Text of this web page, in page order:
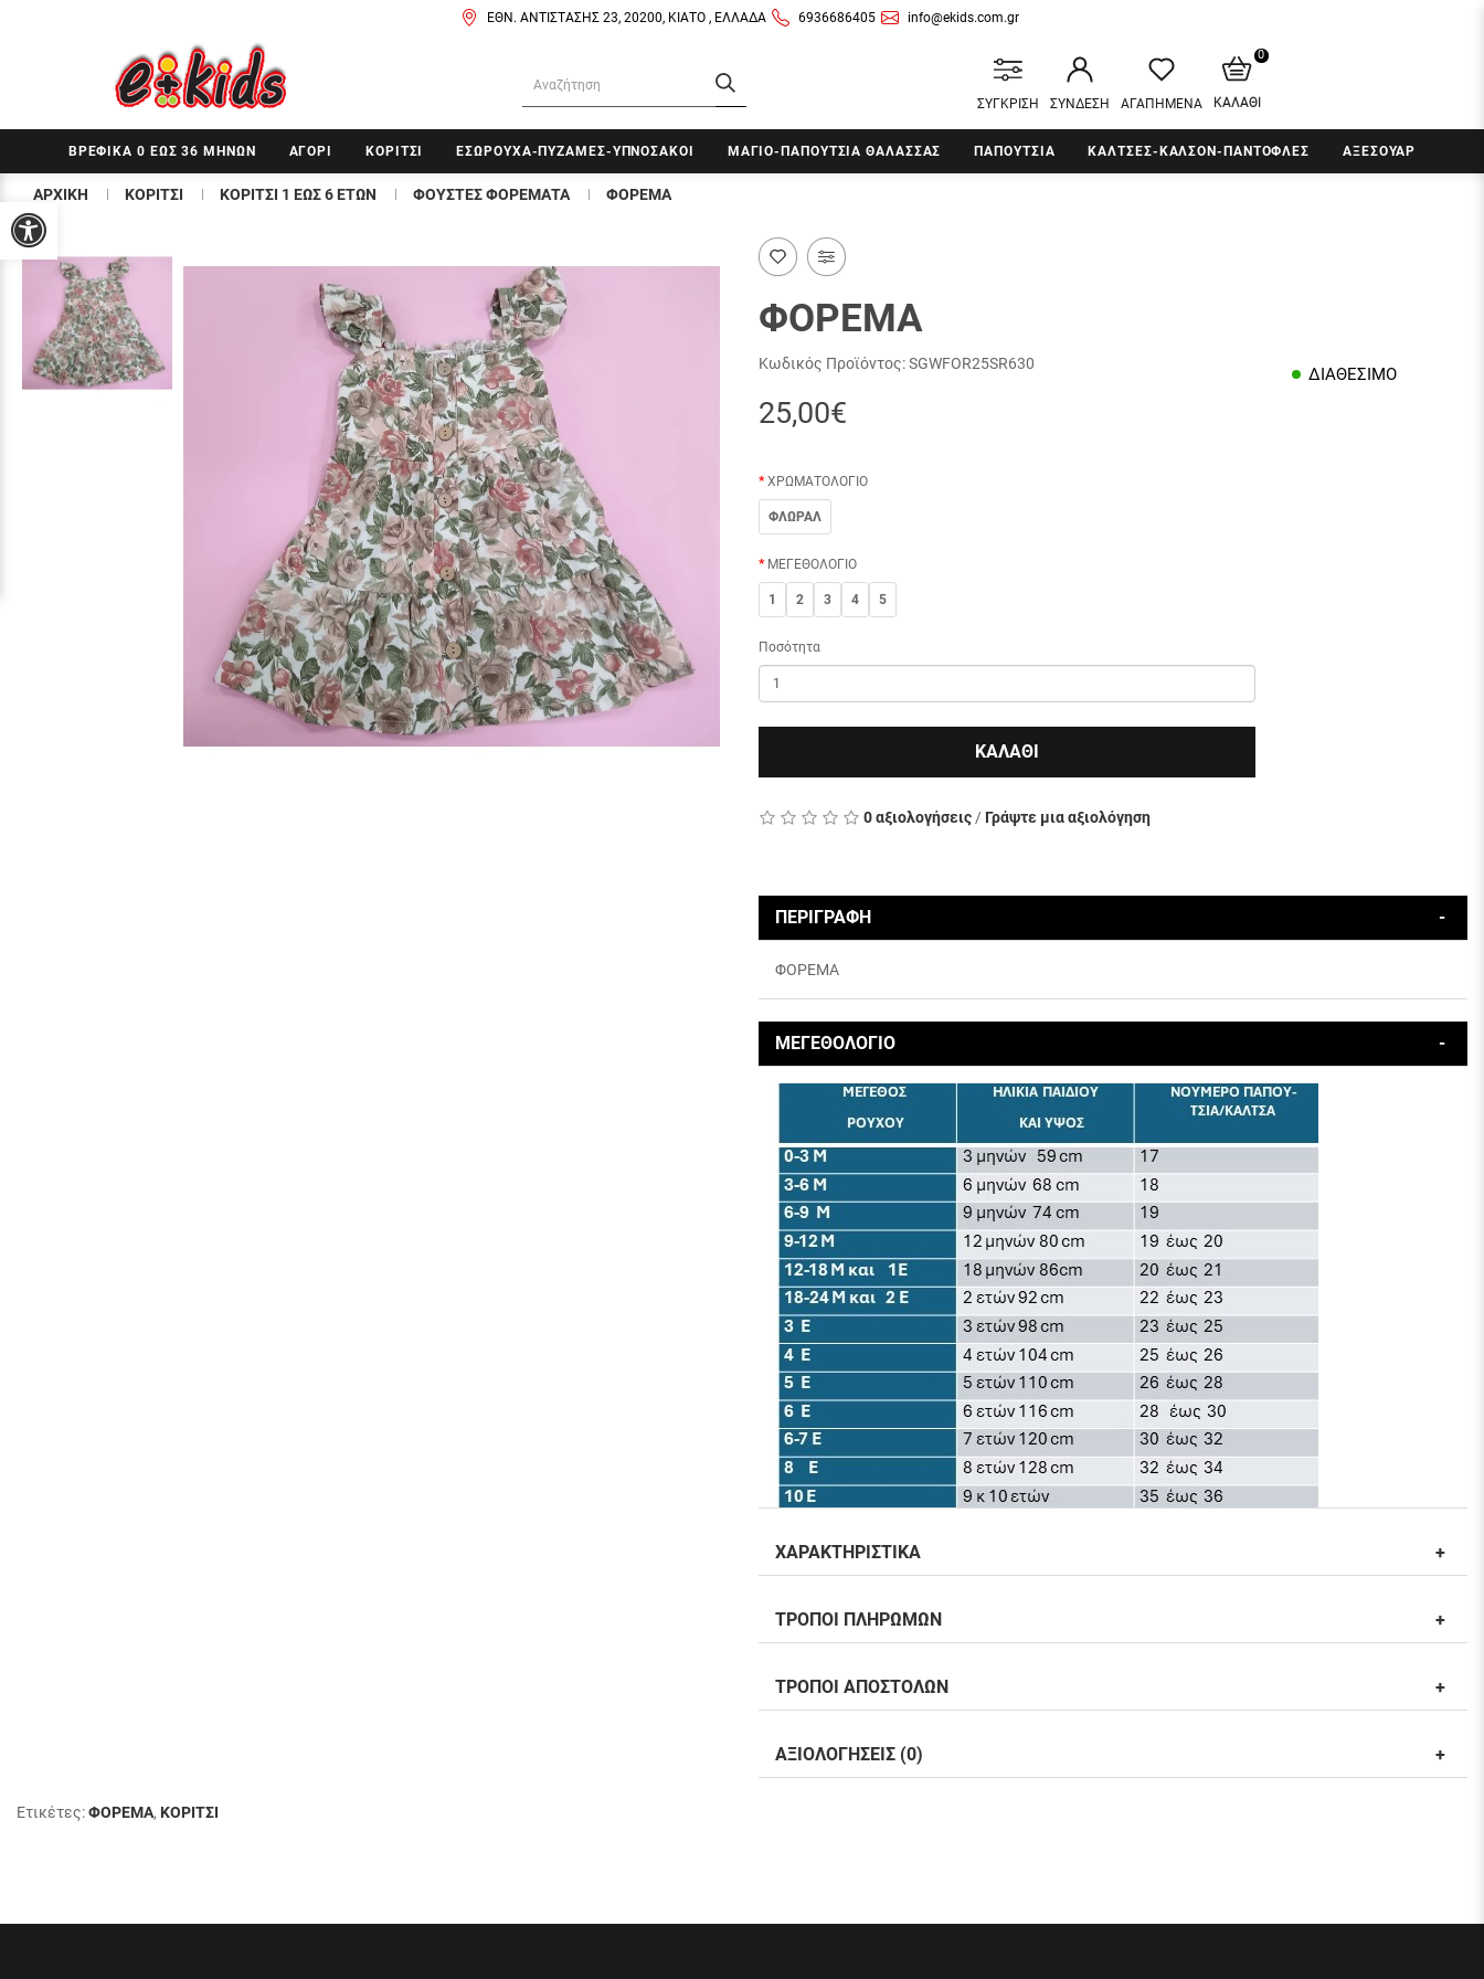
ΕΘΝ. ΑΝΤΙΣΤΑΣΗΣ 23, 20200, ΚΙΑΤΟ , ΕΛΛΑΔΑ 6936686405 info@ekids.com.gr
ΣΥΓΚΡΙΣΗ ΣΥΝΔΕΣΗ ΑΓΑΠΗΜΕΝΑ ΚΑΛΑΘΙ
0
ΒΡΕΦΙΚΑ 0 ΕΩΣ 36 ΜΗΝΩΝ ΑΓΟΡΙ ΚΟΡΙΤΣΙ ΕΣΩΡΟΥΧΑ-ΠΥΖΑΜΕΣ-ΥΠΝΟΣΑΚΟΙ ΜΑΓΙΟ-ΠΑΠΟΥΤΣΙΑ ΘΑΛΑΣΣΑΣ ΠΑΠΟΥΤΣΙΑ ΚΑΛΤΣΕΣ-ΚΑΛΣΟΝ-ΠΑΝΤΟΦΛΕΣ ΑΞΕΣΟΥΑΡ
ΑΡΧΙΚΗ ΚΟΡΙΤΣΙ ΚΟΡΙΤΣΙ 1 ΕΩΣ 6 ΕΤΩΝ ΦΟΥΣΤΕΣ ΦΟΡΕΜΑΤΑ ΦΟΡΕΜΑ
ΦΟΡΕΜΑ
Κωδικός Προϊόντος:SGWFOR25SR630
ΔΙΑΘΕΣΙΜΟ
25,00€
ΧΡΩΜΑΤΟΛΟΓΙΟ
ΦΛΩΡΑΛ
ΜΕΓΕΘΟΛΟΓΙΟ
1 2 3 4 5
Ποσότητα
ΚΑΛΑΘΙ
0 αξιολογήσεις / Γράψτε μια αξιολόγηση
ΠΕΡΙΓΡΑΦΗ
ΦΟΡΕΜΑ
ΜΕΓΕΘΟΛΟΓΙΟ
ΧΑΡΑΚΤΗΡΙΣΤΙΚΑ
ΤΡΟΠΟΙ ΠΛΗΡΩΜΩΝ
ΤΡΟΠΟΙ ΑΠΟΣΤΟΛΩΝ
ΑΞΙΟΛΟΓΗΣΕΙΣ (0)
Ετικέτες:ΦΟΡΕΜΑ, ΚΟΡΙΤΣΙ
Προσβασιμότητα